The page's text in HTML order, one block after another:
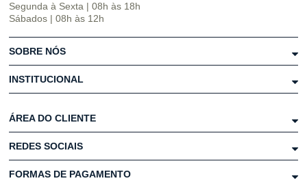
Segunda à Sexta | 08h às 18h
Sábados | 08h às 12h
SOBRE NÓS
INSTITUCIONAL
ÁREA DO CLIENTE
REDES SOCIAIS
FORMAS DE PAGAMENTO